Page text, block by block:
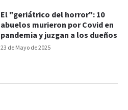
23 de Mayo de 2025
El "geriátrico del horror": 10
abuelos murieron por Covid en
pandemia y juzgan a los dueños